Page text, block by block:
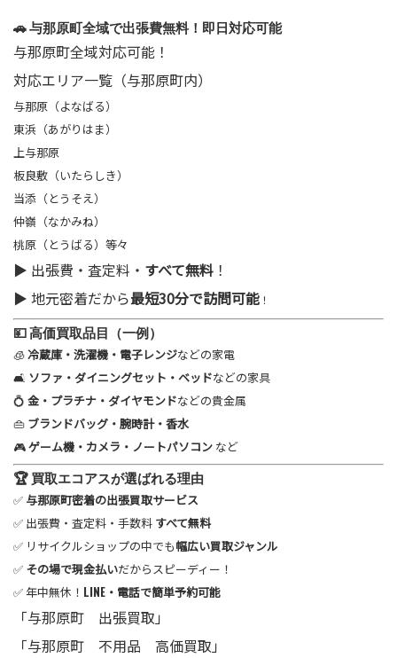
🚗 与那原町全域で出張費無料！即日対応可能
与那原町全域対応可能！
対応エリア一覧（与那原町内）
与那原（よなばる）
東浜（あがりはま）
上与那原
板良敷（いたらしき）
当添（とうそえ）
仲嶺（なかみね）
桃原（とうばる）等々
▶ 出張費・査定料・ すべて無料 ！
▶ 地元密着だから最短30分で訪問可能 ！
💴 高価買取品目（一例）
🧊冷蔵庫・洗濯機・電子レンジなどの家電
🛋 ソファ・ダイニングセット・ベッドなどの家具
💍 金・プラチナ・ダイヤモンドなどの貴金属
👜 ブランドバッグ・腕時計・香水
🎮ゲーム機・カメラ・ノートパソコン など
🏆 買取エコアスが選ばれる理由
✅ 与那原町密着の出張買取サービス
✅ 出張費・査定料・手数料 すべて無料
✅ リサイクルショップの中でも幅広い買取ジャンル
✅ その場で現金払いだからスピーディー！
✅ 年中無休！ LINE・電話で簡単予約可能
「与那原町 出張買取」
「与那原町 不用品 高価買取」